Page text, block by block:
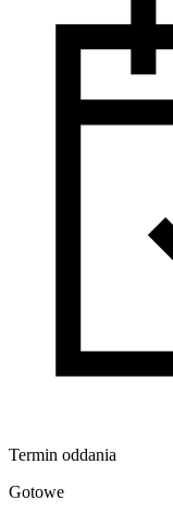
Termin oddania
Gotowe